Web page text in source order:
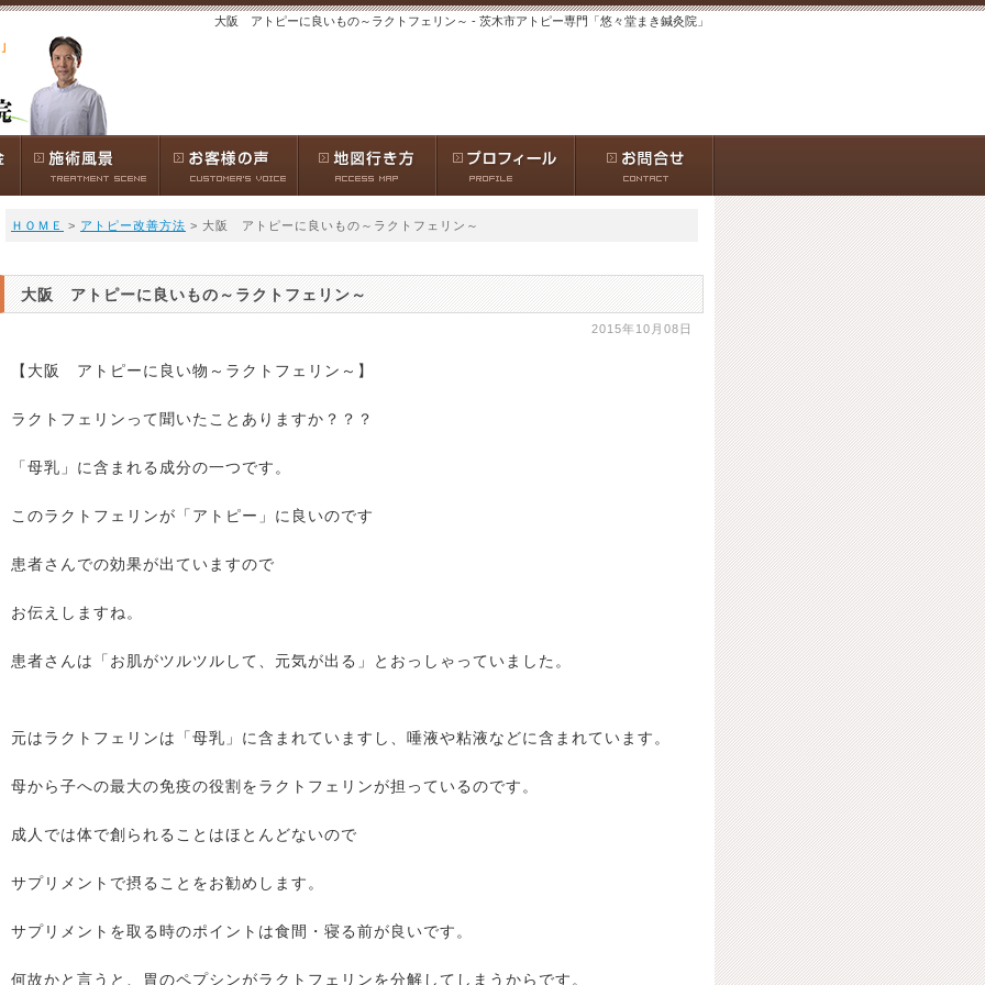
大阪 アトピーに良いもの～ラクトフェリン～ - 茨木市アトピー専門「悠々堂まき鍼灸院」
ＨＯＭＥ > アトピー改善方法 > 大阪 アトピーに良いもの～ラクトフェリン～
大阪 アトピーに良いもの～ラクトフェリン～
2015年10月08日
【大阪 アトピーに良い物～ラクトフェリン～】
ラクトフェリンって聞いたことありますか？？？
「母乳」に含まれる成分の一つです。
このラクトフェリンが「アトピー」に良いのです
患者さんでの効果が出ていますので
お伝えしますね。
患者さんは「お肌がツルツルして、元気が出る」とおっしゃっていました。
元はラクトフェリンは「母乳」に含まれていますし、唾液や粘液などに含まれています。
母から子への最大の免疫の役割をラクトフェリンが担っているのです。
成人では体で創られることはほとんどないので
サプリメントで摂ることをお勧めします。
サプリメントを取る時のポイントは食間・寝る前が良いです。
何故かと言うと、胃のペプシンがラクトフェリンを分解してしまうからです。